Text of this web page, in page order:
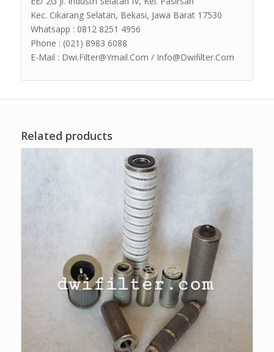
Kec. Cikarang Selatan, Bekasi, Jawa Barat 17530
Whatsapp : 0812 8251 4956
Phone : (021) 8983 6088
E-Mail : Dwi.Filter@Ymail.Com / Info@Dwifilter.Com
Related products